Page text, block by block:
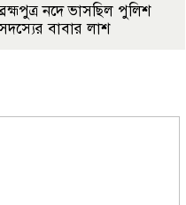
নদে ভাসছিল পুলিশ
বাবার লাশ